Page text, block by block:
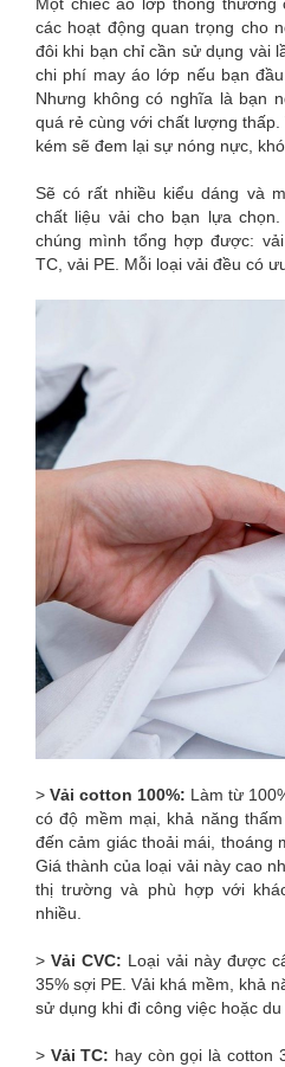
các hoạt động quan trọng cho
đôi khi bạn chỉ cần sử dụng vài
chi phí may áo lớp nếu bạn
Nhưng không có nghĩa là bạn
quá rẻ cùng với chất lượng
kém sẽ đem lại sự nóng nực,
Sẽ có rất nhiều kiểu dáng và
chất liệu vải cho bạn lựa
chúng mình tổng hợp được:
TC, vải PE. Mỗi loại vải đều có
> Vải cotton 100%: Làm từ
có độ mềm mại, khả năng
đến cảm giác thoải mái, thoáng
Giá thành của loại vải này cao
thị trường và phù hợp với
nhiều.
>Vải CVC: Loại vải này được
35% sợi PE. Vải khá mềm, khả
sử dụng khi đi công việc hoặc du
> Vải TC: hay còn gọi là cotton